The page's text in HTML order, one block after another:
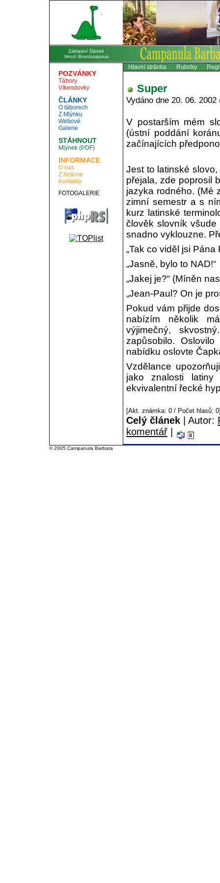
Základní článek
Hnutí Brontosaurus
POZVÁNKY
Tábory
Víkendovky
ČLÁNKY
O táborech
Z Mlýnku
Webové
Galerie
STÁHNOUT
Mlýnek (PDF)
INFORMACE
O nás
Z historie
Kontakty
FOTOGALERIE
Hlavní stránka Rubriky
Super
Vydáno dne 20. 06.
V postarším mém
(ústní poddání
začínajících
Jest to latinské
přejala, zde poprosil
jazyka rodného. (Mé
zimní semestr a s
kurz latinské
člověk slovník
snadno vyklouzne.
„Tak co viděl jsi Pána
„Jasně, bylo to NAD!“
„Jakej je?“ (Míněn
„Jean-Paul? On je
Pokud vám přijde
nabízím několik
výjimečný,
zapůsobilo.
nabídku oslovte
Vzdělance
jako znalosti latiny
ekvivalentní řecké
[Akt. známka: 0 / Počet hlasů:
Celý článek | Autor:
komentář
© 2005 Campanula Barbata